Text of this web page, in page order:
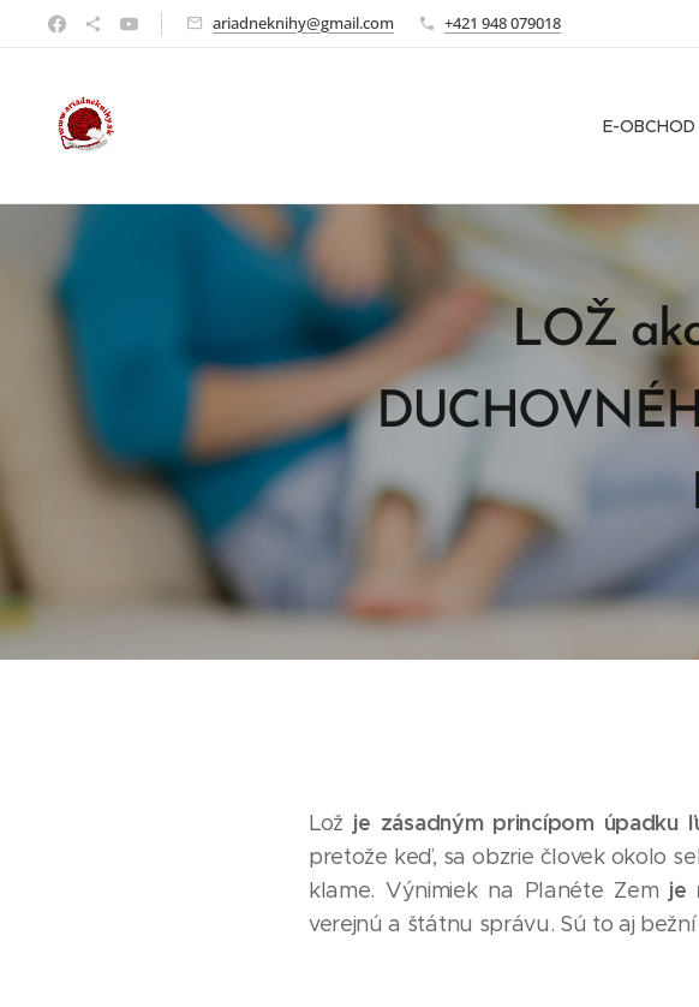
ariadneknihy@gmail.com +421 948 079018
E-OBCHOD
LOŽ
Lož je zásadným princípom úpadku
pretože keď, sa obzrie človek okolo
klame. Výnimiek na Planéte Zem je
verejnú a štátnu správu. Sú to aj